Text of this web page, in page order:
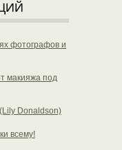
фотографов и
макияжа под
Donaldson)
всему!